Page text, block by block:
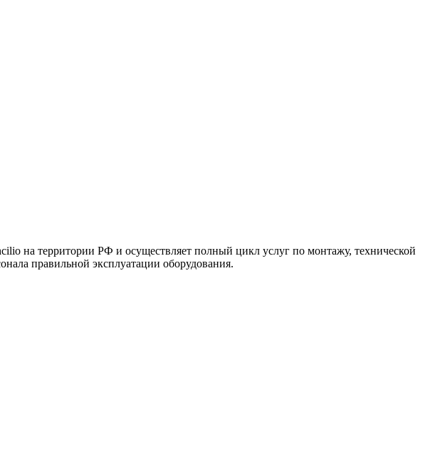
на территории РФ и осуществляет полный цикл услуг по монтажу, технической
правильной эксплуатации оборудования.